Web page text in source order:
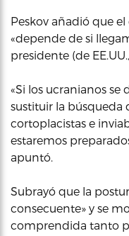
Peskov añadió que
«depende de si
presidente (de
«Si los ucranianos se
sustituir la búsqueda
cortoplacistas e
estaremos
apuntó.
Subrayó que la
consecuente» y se
comprendida tanto